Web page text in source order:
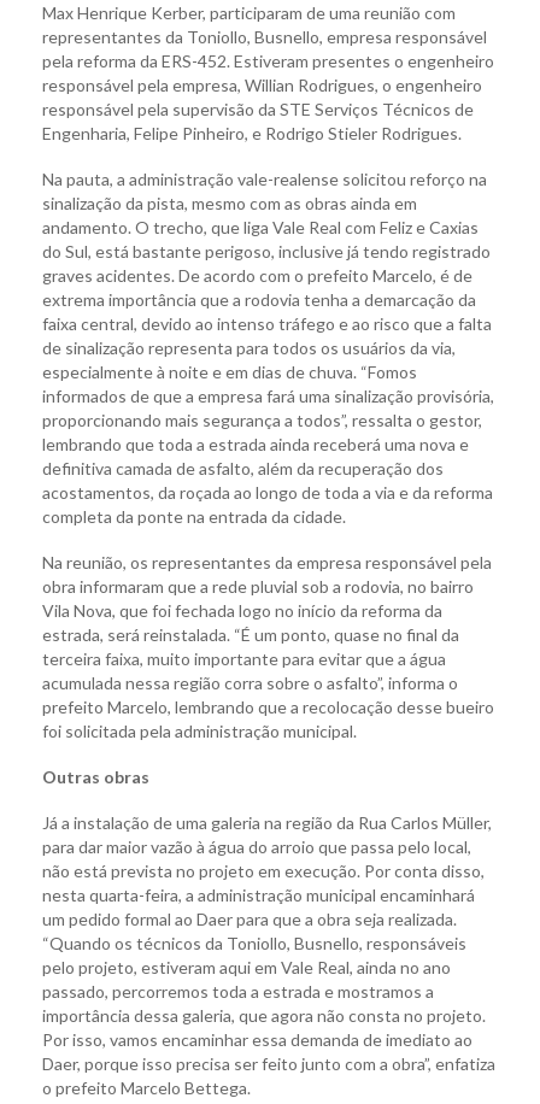
Max Henrique Kerber, participaram de uma reunião com
representantes da Toniollo, Busnello, empresa responsável
pela reforma da ERS-452. Estiveram presentes o engenheiro
responsável pela empresa, Willian Rodrigues, o engenheiro
responsável pela supervisão da STE Serviços Técnicos de
Engenharia, Felipe Pinheiro, e Rodrigo Stieler Rodrigues.
Na pauta, a administração vale-realense solicitou reforço na
sinalização da pista, mesmo com as obras ainda em
andamento. O trecho, que liga Vale Real com Feliz e Caxias
do Sul, está bastante perigoso, inclusive já tendo registrado
graves acidentes. De acordo com o prefeito Marcelo, é de
extrema importância que a rodovia tenha a demarcação da
faixa central, devido ao intenso tráfego e ao risco que a falta
de sinalização representa para todos os usuários da via,
especialmente à noite e em dias de chuva. “Fomos
informados de que a empresa fará uma sinalização provisória,
proporcionando mais segurança a todos”, ressalta o gestor,
lembrando que toda a estrada ainda receberá uma nova e
definitiva camada de asfalto, além da recuperação dos
acostamentos, da roçada ao longo de toda a via e da reforma
completa da ponte na entrada da cidade.
Na reunião, os representantes da empresa responsável pela
obra informaram que a rede pluvial sob a rodovia, no bairro
Vila Nova, que foi fechada logo no início da reforma da
estrada, será reinstalada. “É um ponto, quase no final da
terceira faixa, muito importante para evitar que a água
acumulada nessa região corra sobre o asfalto”, informa o
prefeito Marcelo, lembrando que a recolocação desse bueiro
foi solicitada pela administração municipal.
Outras obras
Já a instalação de uma galeria na região da Rua Carlos Müller,
para dar maior vazão à água do arroio que passa pelo local,
não está prevista no projeto em execução. Por conta disso,
nesta quarta-feira, a administração municipal encaminhará
um pedido formal ao Daer para que a obra seja realizada.
“Quando os técnicos da Toniollo, Busnello, responsáveis
pelo projeto, estiveram aqui em Vale Real, ainda no ano
passado, percorremos toda a estrada e mostramos a
importância dessa galeria, que agora não consta no projeto.
Por isso, vamos encaminhar essa demanda de imediato ao
Daer, porque isso precisa ser feito junto com a obra”, enfatiza
o prefeito Marcelo Bettega.